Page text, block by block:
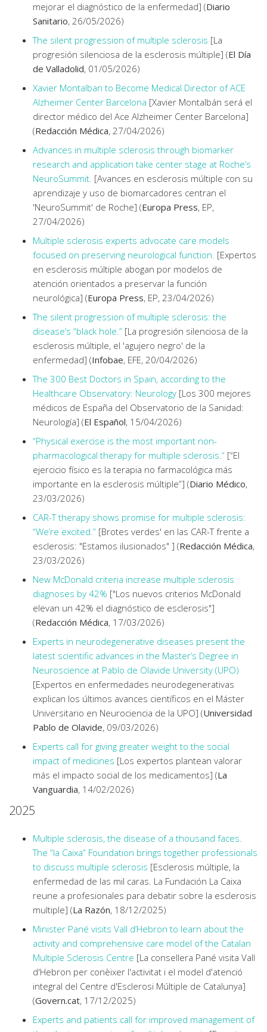
mejorar el diagnóstico de la enfermedad] (Diario
Sanitario, 26/05/2026)
The silent progression of multiple sclerosis [La
progresión silenciosa de la esclerosis múltiple] (El Día
de Valladolid, 01/05/2026)
Xavier Montalban to Become Medical Director of ACE
Alzheimer Center Barcelona [Xavier Montalbán será el
director médico del Ace Alzheimer Center Barcelona]
(Redacción Médica, 27/04/2026)
Advances in multiple sclerosis through biomarker
research and application take center stage at Roche’s
NeuroSummit. [Avances en esclerosis múltiple con su
aprendizaje y uso de biomarcadores centran el
'NeuroSummit' de Roche] (Europa Press, EP,
27/04/2026)
Multiple sclerosis experts advocate care models
focused on preserving neurological function. [Expertos
en esclerosis múltiple abogan por modelos de
atención orientados a preservar la función
neurológica] (Europa Press, EP, 23/04/2026)
The silent progression of multiple sclerosis: the
disease’s “black hole.” [La progresión silenciosa de la
esclerosis múltiple, el 'agujero negro' de la
enfermedad] (Infobae, EFE, 20/04/2026)
The 300 Best Doctors in Spain, according to the
Healthcare Observatory: Neurology [Los 300 mejores
médicos de España del Observatorio de la Sanidad:
Neurología] (El Español, 15/04/2026)
“Physical exercise is the most important non-
pharmacological therapy for multiple sclerosis.” [“El
ejercicio físico es la terapia no farmacológica más
importante en la esclerosis múltiple”] (Diario Médico,
23/03/2026)
CAR-T therapy shows promise for multiple sclerosis:
“We’re excited.” [Brotes verdes' en las CAR-T frente a
esclerosis: "Estamos ilusionados" ] (Redacción Médica,
23/03/2026)
New McDonald criteria increase multiple sclerosis
diagnoses by 42% ["Los nuevos criterios McDonald
elevan un 42% el diagnóstico de esclerosis"]
(Redacción Médica, 17/03/2026)
Experts in neurodegenerative diseases present the
latest scientific advances in the Master’s Degree in
Neuroscience at Pablo de Olavide University (UPO)
[Expertos en enfermedades neurodegenerativas
explican los últimos avances científicos en el Máster
Universitario en Neurociencia de la UPO] (Universidad
Pablo de Olavide, 09/03/2026)
Experts call for giving greater weight to the social
impact of medicines [Los expertos plantean valorar
más el impacto social de los medicamentos] (La
Vanguardia, 14/02/2026)
2025
Multiple sclerosis, the disease of a thousand faces.
The “la Caixa” Foundation brings together professionals
to discuss multiple sclerosis [Esclerosis múltiple, la
enfermedad de las mil caras. La Fundación La Caixa
reune a profesionales para debatir sobre la esclerosis
multiple] (La Razón, 18/12/2025)
Minister Pané visits Vall d’Hebron to learn about the
activity and comprehensive care model of the Catalan
Multiple Sclerosis Centre [La consellera Pané visita Vall
d'Hebron per conèixer l'activitat i el model d'atenció
integral del Centre d'Esclerosi Múltiple de Catalunya]
(Govern.cat, 17/12/2025)
Experts and patients call for improved management of